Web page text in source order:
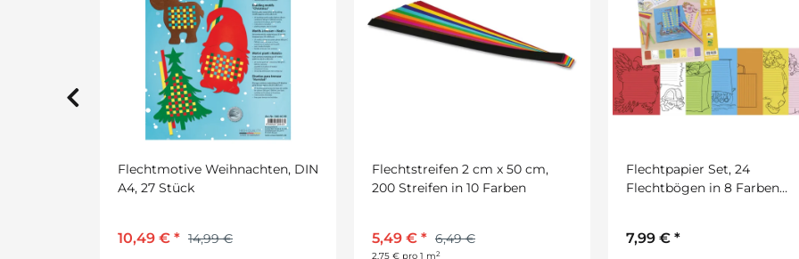
Flechtstreifen 2 cm x 50 cm,
200 Streifen in 10 Farben
5,49 €* 6,49 €
Flechtpapier Set, 24
Flechtbögen in 8 Farben
7,99 € *
Bastelset Prickelmotive
Weihnachten von Prell, 36
3,85 € *